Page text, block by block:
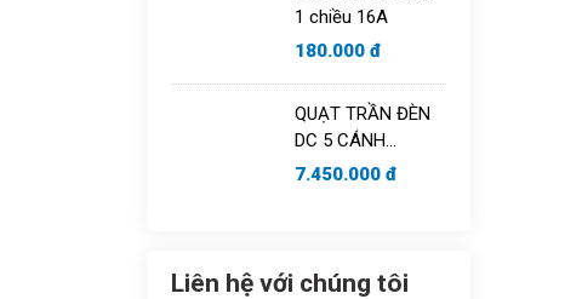
1 chiều 16A
180.000 đ
QUẠT TRẦN ĐÈN
DC 5 CÁNH
HAKEN MODEL
7.450.000 đ
Liên hệ với chúng tôi